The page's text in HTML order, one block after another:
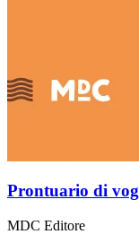
Prontuario di
MDC Editore